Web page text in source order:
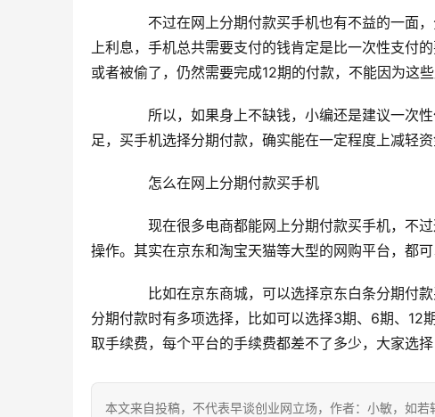
不过在网上分期付款买手机也有不益的一面，
上利息，手机总共需要支付的钱肯定是比一次性支付
或者被偷了，仍然需要完成12期的付款，不能因为这些
所以，如果身上不缺钱，小编还是建议一次性
足，买手机选择分期付款，确实能在一定程度上减轻
怎么在网上分期付款买手机
现在很多电商都能网上分期付款买手机，不过
操作。其实在京东和淘宝天猫等大型的网购平台，都
比如在京东商城，可以选择京东白条分期付款
分期付款时有多项选择，比如可以选择3期、6期、
取手续费，每个平台的手续费都差不了多少，大家选
本文来自投稿，不代表早谈创业网立场，作者：小敏，